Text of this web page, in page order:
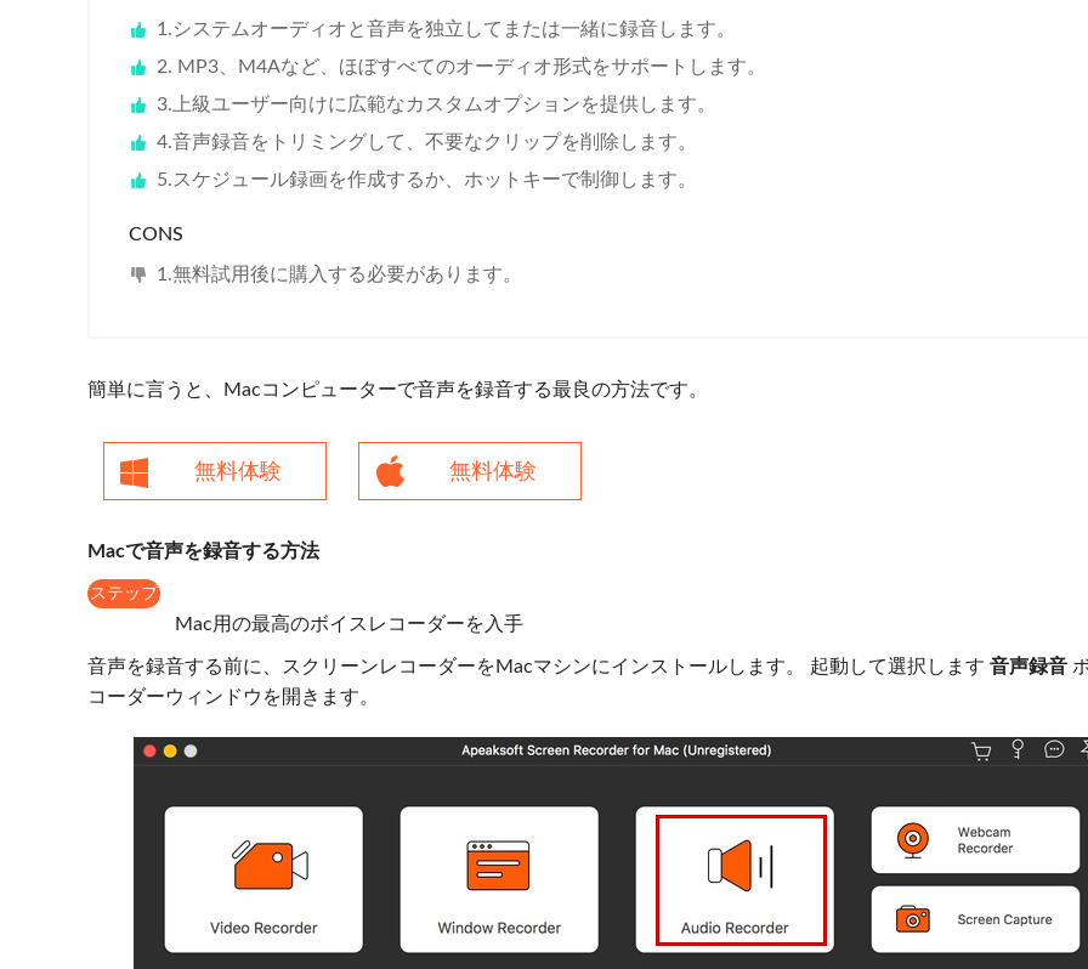
1.システムオーディオと音声を独立してまたは一緒に録音します。
2. MP3、M4Aなど、ほぼすべてのオーディオ形式をサポートします。
3.上級ユーザー向けに広範なカスタムオプションを提供します。
4.音声録音をトリミングして、不要なクリップを削除します。
5.スケジュール録画を作成するか、ホットキーで制御します。
CONS
1.無料試用後に購入する必要があります。
簡単に言うと、Macコンピューターで音声を録音する最良の方法です。
無料体験 無料体験
Macで音声を録音する方法
ステップ
Mac用の最高のボイスレコーダーを入手
音声を録音する前に、スクリーンレコーダーをMacマシンにインストールします。 起動して選択します 音声録音
コーダーウィンドウを開きます。